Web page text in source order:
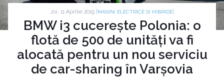
Joi, 11 Aprilie 2019 | MASINI ELECTRICE SI HIBRIDE
BMW i3 cucerește Polonia: o
flotă de 500 de unități va fi
alocată pentru un nou serviciu
de car-sharing în Varșovia